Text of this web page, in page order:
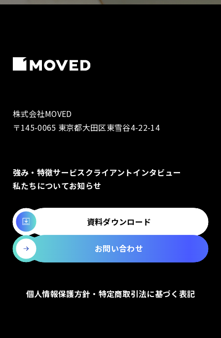
強み・特徴サービスクライアントインタビュー
私たちについてお知らせ
資料ダウンロード
お問い合わせ
個人情報保護方針・特定商取引法に基づく表記
株式会社MOVED
〒145-0065 東京都大田区東雪谷4-22-14